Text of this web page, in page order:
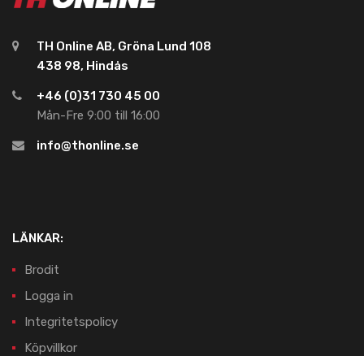
TH Online AB, Gröna Lund 108
438 98, Hindås
+46 (0)31 730 45 00
Mån-Fre 9:00 till 16:00
info@thonline.se
LÄNKAR:
Brodit
Logga in
Integritetspolicy
Köpvillkor